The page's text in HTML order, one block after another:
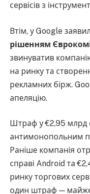
сервісів з
Втім, у Google
рішенням
звинуватив
на ринку та
рекламних бірж.
апеляцію.
Штраф у €2,95 млрд
антимонопольним
Раніше компанія
справі Android та
ринку торгових
один штраф — майже